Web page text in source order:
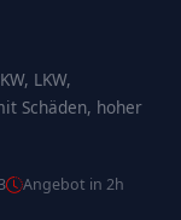
LKW,
Schäden, hoher
Angebot in 2h